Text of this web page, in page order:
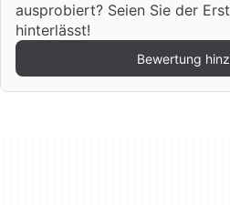
ausprobiert? Seien Sie der
hinterlässt!
Bewertung